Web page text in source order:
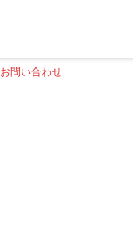
お問い合わせ